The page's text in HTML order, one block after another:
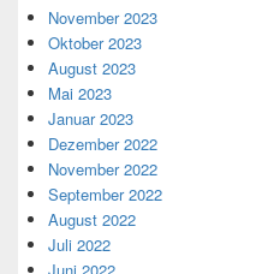
November 2023
Oktober 2023
August 2023
Mai 2023
Januar 2023
Dezember 2022
November 2022
September 2022
August 2022
Juli 2022